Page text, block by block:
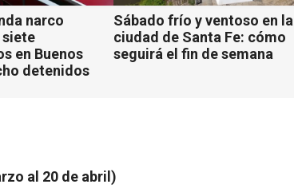
narco
en Buenos
detenidos
Sábado frío y ventoso en la
ciudad de Santa Fe: cómo
seguirá el fin de semana
al 20 de abril)